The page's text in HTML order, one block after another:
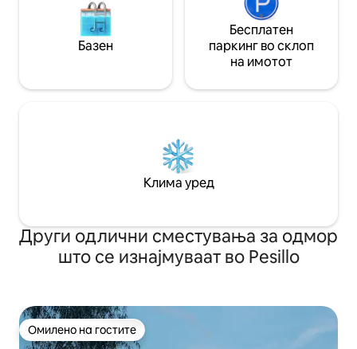
Базен
Бесплатен
паркинг во склоп
на имотот
Клима уред
Други одлични сместувања за одмор
што се изнајмуваат во Pesillo
Омилено на гостите
Омилено на гостите